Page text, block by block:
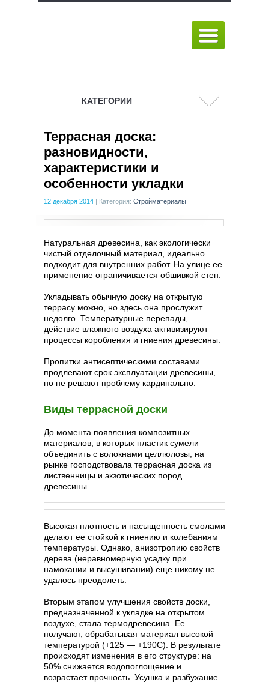
КАТЕГОРИИ
Террасная доска:
разновидности,
характеристики и
особенности укладки
12 декабря 2014 | Категория: Стройматериалы
Натуральная древесина, как экологически
чистый отделочный материал, идеально
подходит для внутренних работ. На улице ее
применение ограничивается обшивкой стен.
Укладывать обычную доску на открытую
террасу можно, но здесь она прослужит
недолго. Температурные перепады,
действие влажного воздуха активизируют
процессы коробления и гниения древесины.
Пропитки антисептическими составами
продлевают срок эксплуатации древесины,
но не решают проблему кардинально.
Виды террасной доски
До момента появления композитных
материалов, в которых пластик сумели
объединить с волокнами целлюлозы, на
рынке господствовала террасная доска из
лиственницы и экзотических пород
древесины.
Высокая плотность и насыщенность смолами
делают ее стойкой к гниению и колебаниям
температуры. Однако, анизотропию свойств
дерева (неравномерную усадку при
намокании и высушивании) еще никому не
удалось преодолеть.
Вторым этапом улучшения свойств доски,
предназначенной к укладке на открытом
воздухе, стала термодревесина. Ее
получают, обрабатывая материал высокой
температурой (+125 — +190С). В результате
происходят изменения в его структуре: на
50% снижается водопоглощение и
возрастает прочность. Усушка и разбухание